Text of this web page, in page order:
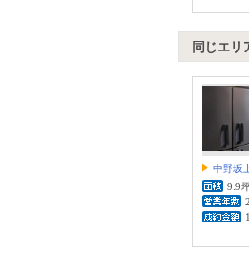
同じエリ
中野坂
9.9